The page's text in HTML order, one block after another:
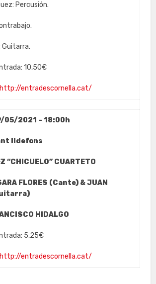
Percusión.
Guitarra.
10,50€
http://entradescornella.cat/
05/2021 – 18:00h
Ildefons
“CHICUELO” CUARTETO
FLORES (Cante) & JUAN
HIDALGO
5,25€
http://entradescornella.cat/